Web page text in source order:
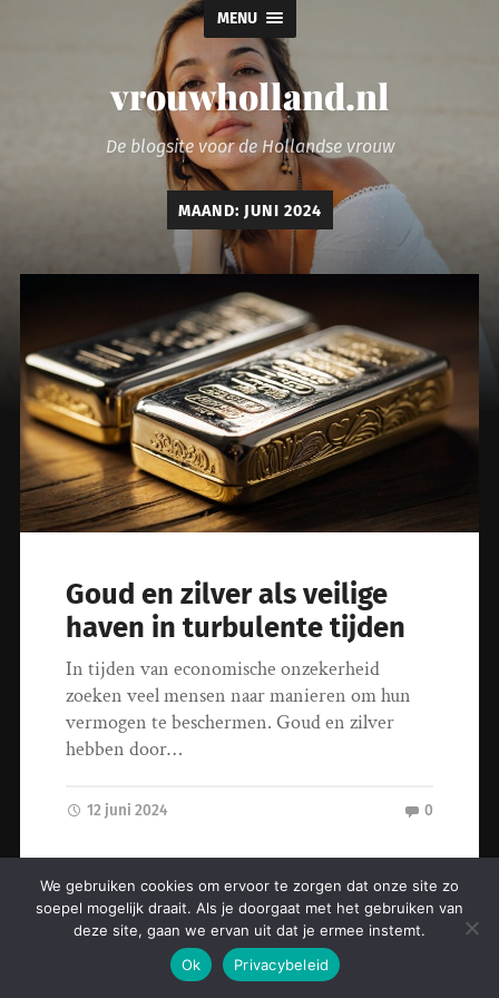
MENU
vrouwholland.nl
De blogsite voor de Hollandse vrouw
MAAND: JUNI 2024
Goud en zilver als veilige
haven in turbulente tijden
In tijden van economische onzekerheid
zoeken veel mensen naar manieren om hun
vermogen te beschermen. Goud en zilver
hebben door…
12 juni 2024 0
© 2026vrouwholland.nl . Thema door Anders Norén.
We gebruiken cookies om ervoor te zorgen dat onze site zo
soepel mogelijk draait. Als je doorgaat met het gebruiken van
deze site, gaan we ervan uit dat je ermee instemt.
Ok
Privacybeleid